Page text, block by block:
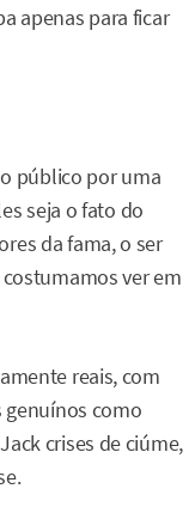
apenas para ficar
público por uma
seja o fato do
da fama, o ser
ver em
reais, com
genuínos como
crises de ciúme,